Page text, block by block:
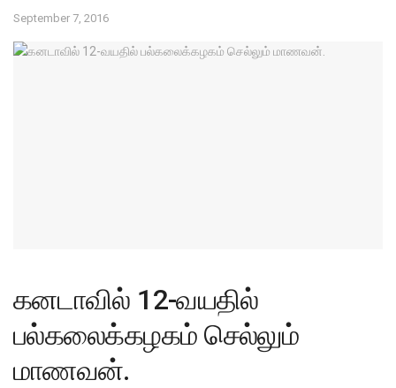
September 7, 2016
கனடாவில் 12-வயதில்
பல்கலைக்கழகம் செல்லும்
மாணவன்.